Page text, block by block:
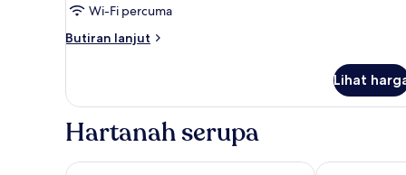
Wi-Fi percuma
Butiran lanjut
Butiran
Lihat
Hartanah serupa
Esplendor by Wyndham Buenos Aires TangoEfe Hotel &